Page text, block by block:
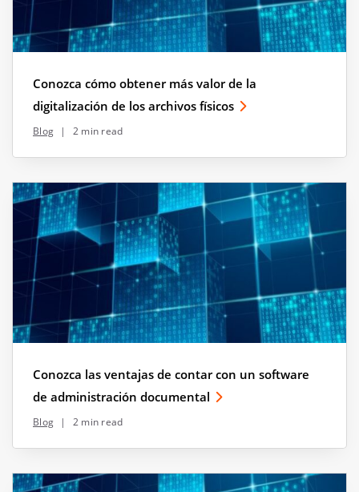
Conozca cómo obtener más valor de la
digitalización de los archivos físicos
Blog | 2 min read
Conozca las ventajas de contar con un software
de administración documental
Blog | 2 min read